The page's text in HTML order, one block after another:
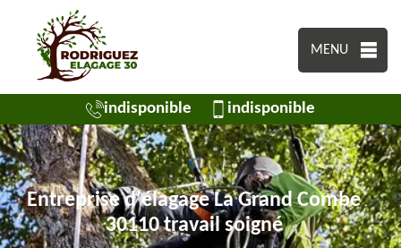
MENU
indisponible indisponible
Entreprise d'élagage La Grand Combe
30110 travail soigné